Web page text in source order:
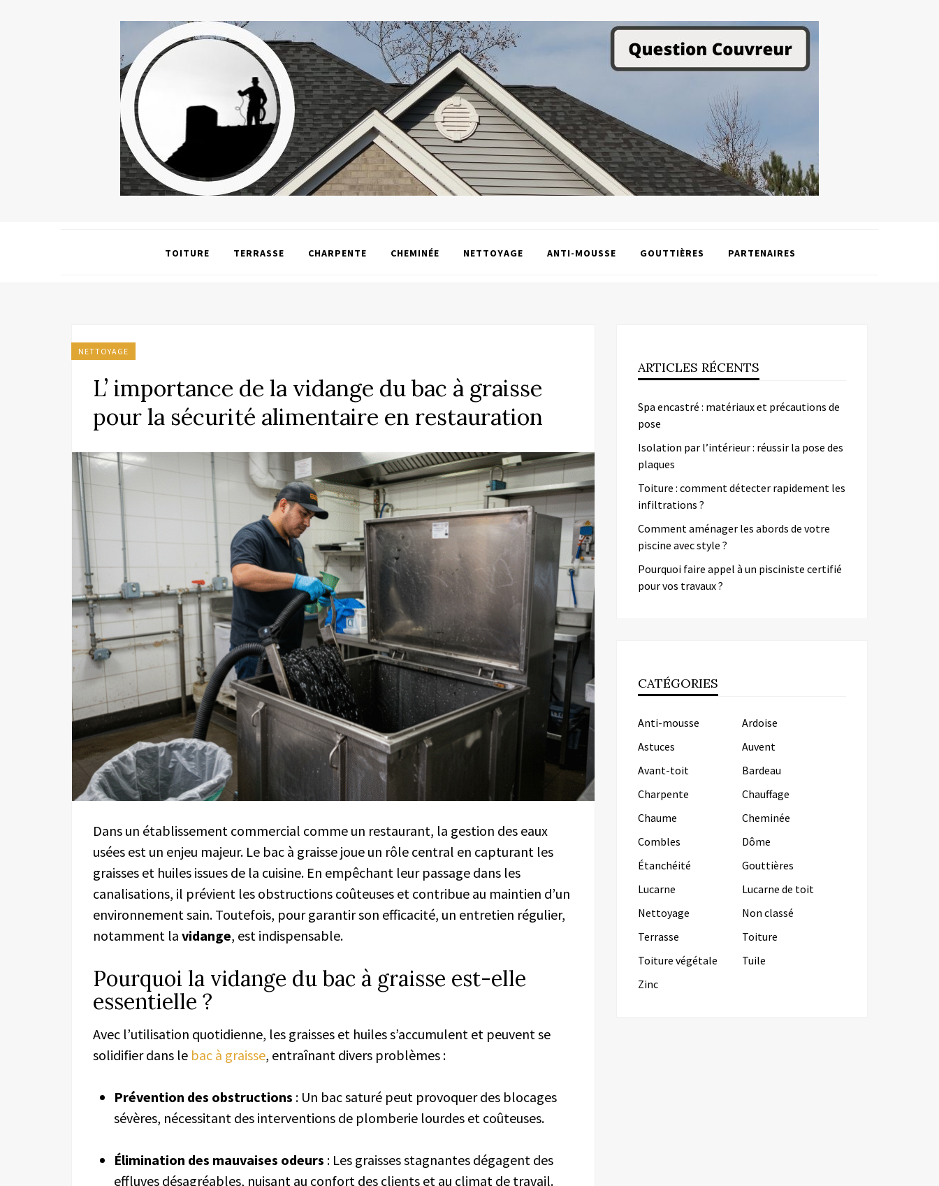
TOITURE TERRASSE CHARPENTE CHEMINÉE NETTOYAGE ANTI-MOUSSE GOUTTIÈRES PARTENAIRES
NETTOYAGE
L’ importance de la vidange du bac à graisse
pour la sécurité alimentaire en restauration
Dans un établissement commercial comme un restaurant, la gestion des eaux
usées est un enjeu majeur. Le bac à graisse joue un rôle central en capturant les
graisses et huiles issues de la cuisine. En empêchant leur passage dans les
canalisations, il prévient les obstructions coûteuses et contribue au maintien d’un
environnement sain. Toutefois, pour garantir son efficacité, un entretien régulier,
notamment la vidange, est indispensable.
Pourquoi la vidange du bac à graisse est-elle
essentielle ?
Avec l’utilisation quotidienne, les graisses et huiles s’accumulent et peuvent se
solidifier dans le bac à graisse, entraînant divers problèmes :
Prévention des obstructions : Un bac saturé peut provoquer des blocages
sévères, nécessitant des interventions de plomberie lourdes et coûteuses.
Élimination des mauvaises odeurs : Les graisses stagnantes dégagent des
effluves désagréables, nuisant au confort des clients et au climat de travail.
ARTICLES RÉCENTS
Spa encastré : matériaux et précautions de
pose
Isolation par l’intérieur : réussir la pose des
plaques
Toiture : comment détecter rapidement les
infiltrations ?
Comment aménager les abords de votre
piscine avec style ?
Pourquoi faire appel à un pisciniste certifié
pour vos travaux ?
CATÉGORIES
Anti-mousse
Ardoise
Astuces
Auvent
Avant-toit
Bardeau
Charpente
Chauffage
Chaume
Cheminée
Combles
Dôme
Étanchéité
Gouttières
Lucarne
Lucarne de toit
Nettoyage
Non classé
Terrasse
Toiture
Toiture végétale
Tuile
Zinc